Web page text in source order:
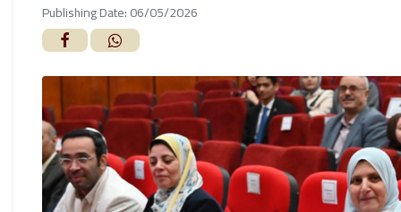
Publishing Date: 06/05/2026